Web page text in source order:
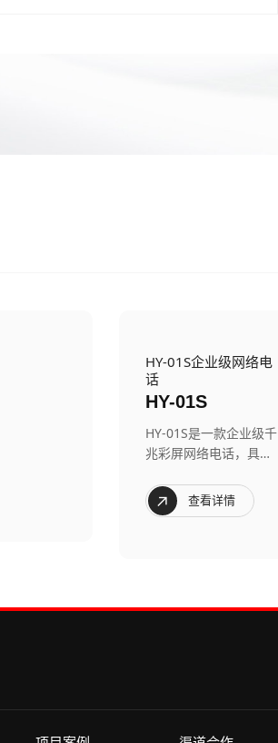
HY-01S企业级网络电
话
HY-01S
HY-01S是一款企业级千
兆彩屏网络电话，具有
多种企业应用，并提供
优质的用户体验。
查看详情